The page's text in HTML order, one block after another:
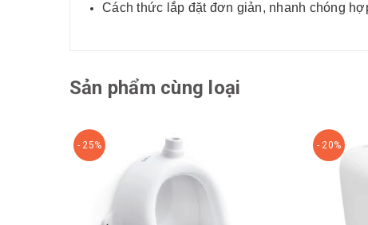
Cách thức lắp đặt đơn giản, nhanh chóng
Sản phẩm cùng loại
- 25% - 20%